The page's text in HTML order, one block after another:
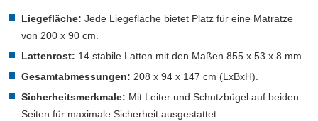
Liegefläche: Jede Liegefläche bietet Platz für eine Matratze
von 200 x 90 cm.
Lattenrost: 14 stabile Latten mit den Maßen 855 x 53 x 8 mm.
Gesamtabmessungen: 208 x 94 x 147 cm (LxBxH).
Sicherheitsmerkmale: Mit Leiter und Schutzbügel auf beiden
Seiten für maximale Sicherheit ausgestattet.